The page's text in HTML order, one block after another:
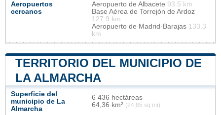
Aeropuertos
cercanos
Aeropuerto de Albacete 93.5 km
Base Aérea de Torrejón de Ardoz
127.9 km
Aeropuerto de Madrid-Barajas 133.3
km
TERRITORIO DEL MUNICIPIO DE
LA ALMARCHA
Superficie del
municipio de La
Almarcha
6 436 hectáreas
64,36 km² (24,85 sq mi)